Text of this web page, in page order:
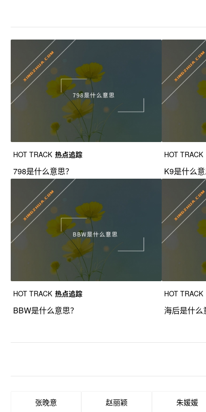
HOT TRACK 热点追踪
798是什么意思？
HOT TRACK
K9是什么意
HOT TRACK 热点追踪
BBW是什么意思？
HOT TRACK
海后是什么
张晚意 赵丽颖 朱媛媛